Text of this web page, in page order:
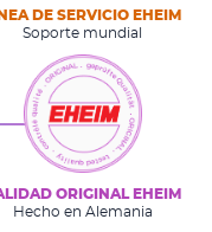
DE SERVICIO EHEIM
Soporte mundial
ORIGINAL EHEIM
Hecho en Alemania